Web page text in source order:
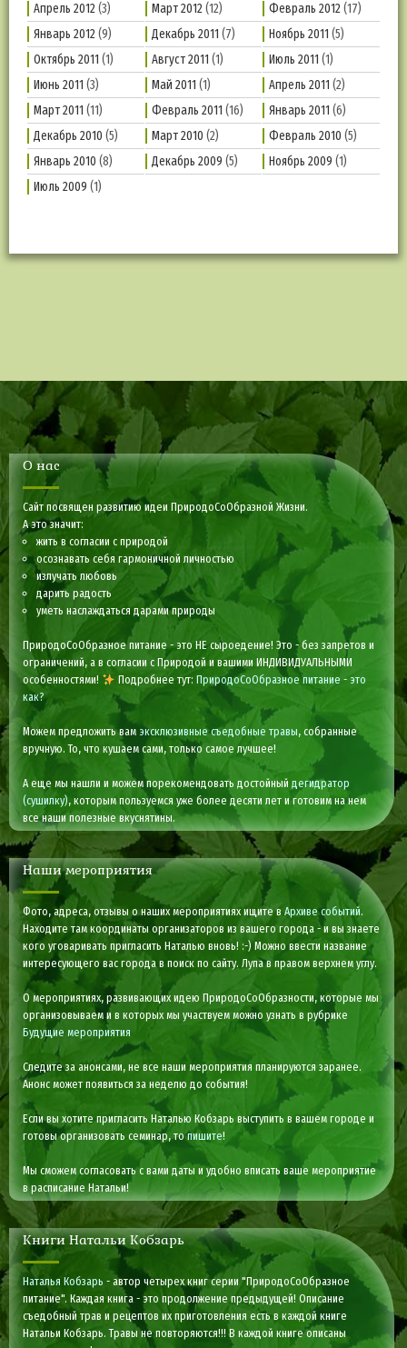
Апрель 2012(3) Март 2012(12) Февраль 2012(17)
Январь 2012(9) Декабрь 2011 (7) Ноябрь 2011 (5)
Октябрь 2011 (1) Август 2011 (1) Июль 2011 (1)
Июнь 2011 (3) Май 2011 (1) Апрель 2011 (2)
Март 2011 (11) Февраль 2011 (16) Январь 2011 (6)
Декабрь 2010 (5) Март 2010 (2) Февраль 2010 (5)
Январь 2010 (8) Декабрь 2009 (5) Ноябрь 2009 (1)
Июль 2009 (1)
О нас
Сайт посвящен развитию идеи ПриродоСоОбразной Жизни.
А это значит:
жить в согласии с природой
осознавать себя гармоничной личностью
излучать любовь
дарить радость
уметь наслаждаться дарами природы
ПриродоСоОбразное питание - это НЕ сыроедение! Это - без запретов и
ограничений, а в согласии с Природой и вашими ИНДИВИДУАЛЬНЫМИ
особенностями!
Подробнее тут: ПриродоСоОбразное питание - это
как?
Можем предложить вам эксклюзивные съедобные травы, собранные
вручную. То, что кушаем сами, только самое лучшее!
А еще мы нашли и можем порекомендовать достойныйдегидратор
(сушилку), которым пользуемся уже более десяти лет и готовим на нем
все наши полезные вкуснятины.
Наши мероприятия
Фото, адреса, отзывы о наших мероприятиях ищите вАрхиве событий.
Находите там координаты организаторов из вашего города - и вы знаете
кого уговаривать пригласить Наталью вновь! :-) Можно ввести название
интересующего вас города в поиск по сайту. Лупа в правом верхнем углу.
О мероприятиях, развивающих идею ПриродоСоОбразности, которые мы
организовываем и в которых мы участвуем можно узнать в рубрике
Будущие мероприятия
Следите за анонсами, не все наши мероприятия планируются заранее.
Анонс может появиться за неделю до события!
Если вы хотите пригласить Наталью Кобзарь выступить в вашем городе и
готовы организовать семинар, топишите!
Мы сможем согласовать с вами даты и удобно вписать ваше мероприятие
в расписание Натальи!
Книги Натальи Кобзарь
Наталья Кобзарь - автор четырех книг серии "ПриродоСоОбразное
питание". Каждая книга - это продолжение предыдущей! Описание
съедобный трав и рецептов их приготовления есть в каждой книге
Натальи Кобзарь. Травы не повторяются!!! В каждой книге описаны